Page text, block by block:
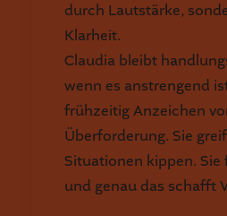
durch Lautstärke,
Klarheit.
Claudia bleibt
wenn es anstrengend
frühzeitig Anzeichen
Überforderung. Sie
Situationen kippen. Sie
und genau das schafft